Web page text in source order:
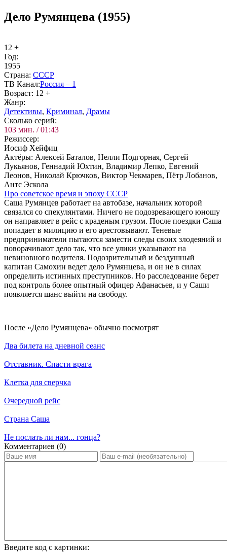
Дело Румянцева (1955)
12 +
Год:
1955
Стра­на: СССР
ТВ Ка­нал:Рос­сия – 1
Воз­раст: 12 +
Жанр:
Де­тек­ти­вы, Кри­ми­нал, Дра­мы
Сколь­ко се­рий:
103 мин. / 01:43
Ре­жис­сер:
Иосиф Хейфиц
Ак­тё­ры: Алексей Баталов, Нелли Подгорная, Сергей
Лукьянов, Геннадий Юхтин, Владимир Лепко, Евгений
Леонов, Николай Крючков, Виктор Чекмарев, Пётр Лобанов,
Антс Эскола
Про со­вет­ское вре­мя и эпо­ху СССР
Саша Румянцев работает на автобазе, начальник которой
связался со спекулянтами. Ничего не подозревающего юношу
он направляет в рейс с краденым грузом. После поездки Саша
попадает в милицию и его арестовывают. Теневые
предприниматели пытаются замести следы своих злодеяний и
поворачивают дело так, что все улики указывают на
невиновного водителя. Подозрительный и бездушный
капитан Самохин ведет дело Румянцева, и он не в силах
определить истинных преступников. Но расследование берет
под контроль более опытный офицер Афанасьев, и у Саши
появляется шанс выйти на свободу.
По­сле «Дело Румянцева» обыч­но по­смот­рят
Два билета на дневной сеанс
Отставник. Спасти врага
Клетка для сверчка
Очередной рейс
Страна Саша
Не послать ли нам... гонца?
Ком­мен­та­ри­ев (0)
Введите код с картинки: